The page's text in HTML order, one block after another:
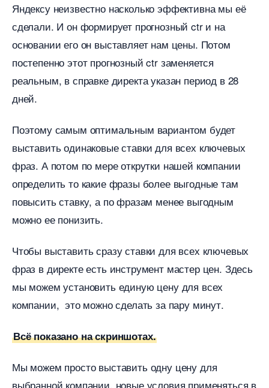
Яндексу неизвестно насколько эффективна мы её
сделали. И он формирует прогнозный ctr и на
основании его он выставляет нам цены. Потом
постепенно этот прогнозный ctr заменяется
реальным, в справке директа указан период в 28
дней.
Поэтому самым оптимальным вариантом будет
ыставить одинаковые ставки для всех ключевых
фраз. А потом по мере открутки нашей компании
определить то какие фразы более выгодные там
повысить ставку, а по фразам менее выгодным
можно ее понизить.
Чтобы выставить сразу ставки для всех ключевых
фраз в директе есть инструмент мастер цен. Здесь
мы можем установить единую цену для всех
компании, это можно сделать за пару минут.
сё показано на скриншотах.
Мы можем просто выставить одну цену для
ыбранной компании, новые условия применяться